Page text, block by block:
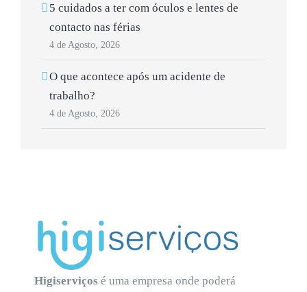
5 cuidados a ter com óculos e lentes de
contacto nas férias
4 de Agosto, 2026
O que acontece após um acidente de
trabalho?
4 de Agosto, 2026
Higiserviços é uma empresa onde poderá